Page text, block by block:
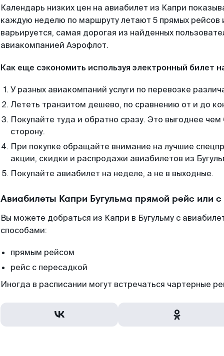
Календарь низких цен на авиабилет из Капри
каждую неделю по маршруту летают 5 прямых рейсов
варьируется, самая дорогая из найденных
авиакомпанией Аэрофлот.
Как еще сэкономить используя электронный билет
У разных авиакомпаний услуги по перевозке
Лететь транзитом дешево, по сравнению от и до
Покупайте туда и обратно сразу. Это выгоднее
сторону.
При покупке обращайте внимание на лучшие
акции, скидки и распродажи авиабилетов из
Покупайте авиабилет на неделе, а не в выходные.
Авиабилеты Капри Бугульма прямой рейс или
Вы можете добраться из Капри в Бугульму с
способами:
прямым рейсом
рейс с пересадкой
Иногда в расписании могут встречаться чартерные